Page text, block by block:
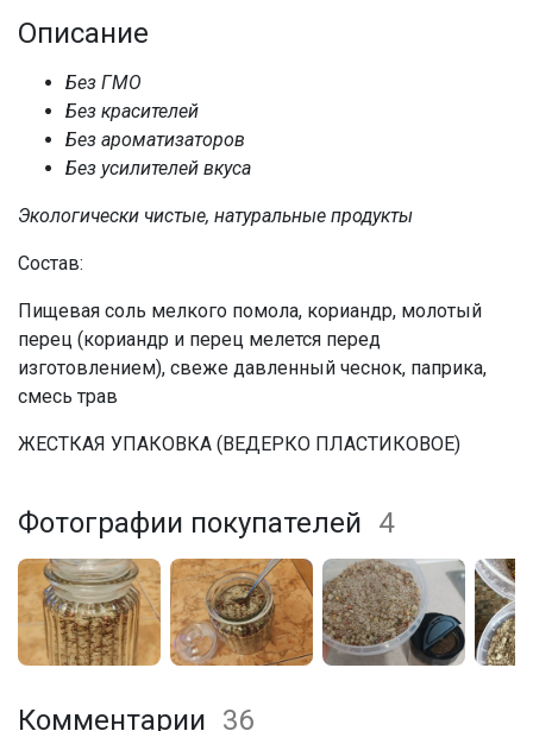
Описание
Без ГМО
Без красителей
Без ароматизаторов
Без усилителей вкуса
Экологически чистые, натуральные продукты
Состав:
Пищевая соль мелкого помола, кориандр, молотый
перец (кориандр и перец мелется перед
изготовлением), свеже давленный чеснок, паприка,
смесь трав
ЖЕСТКАЯ УПАКОВКА (ВЕДЕРКО ПЛАСТИКОВОЕ)
Фотографии покупателей 4
Комментарии 36